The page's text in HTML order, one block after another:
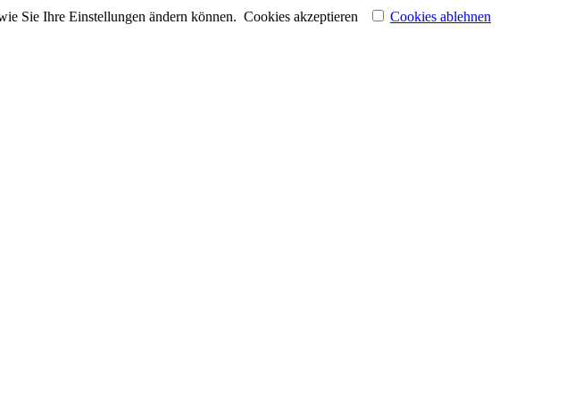
Sie Ihre Einstellungen ändern können. Cookies akzeptieren
Cookies ablehnen